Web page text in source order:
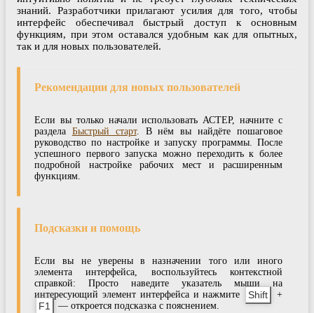
знаний. Разработчики прилагают усилия для того, чтобы
интерфейс обеспечивал быстрый доступ к основным
функциям, при этом оставался удобным как для опытных,
так и для новых пользователей.
Рекомендации для новых пользователей
Если вы только начали использовать АСТЕР, начните с
раздела Быстрый старт. В нём вы найдёте пошаговое
руководство по настройке и запуску программы. После
успешного первого запуска можно переходить к более
подробной настройке рабочих мест и расширенным
функциям.
Подсказки и помощь
Если вы не уверены в назначении того или иного
элемента интерфейса, воспользуйтесь контекстной
справкой: Просто наведите указатель мыши на
интересующий элемент интерфейса и нажмите
Shift +
F1 — откроется подсказка с пояснением.